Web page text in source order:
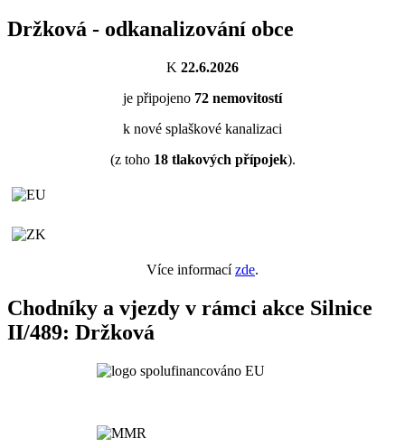
Držková - odkanalizování obce
K 22.6.2026
je připojeno 72 nemovitostí
k nové splaškové kanalizaci
(z toho 18tlakových přípojek).
Více informacízde.
Chodníky a vjezdy v rámci akce Silnice
II/489: Držková